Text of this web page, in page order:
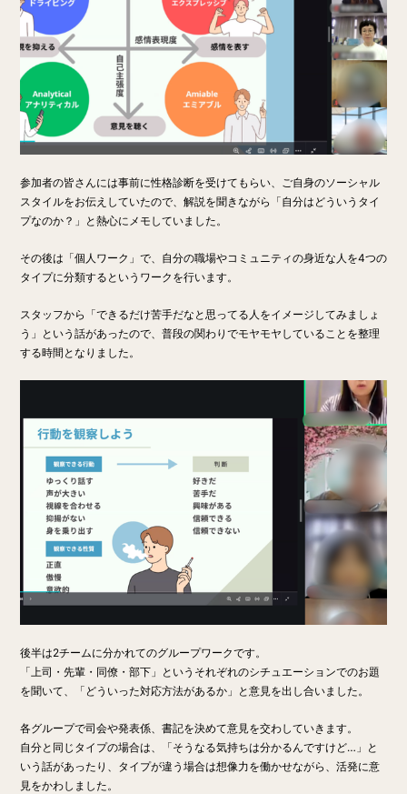
参加者の皆さんには事前に性格診断を受けてもらい、ご自身のソーシャル
スタイルをお伝えしていたので、解説を聞きながら「自分はどういうタイ
プなのか？」と熱心にメモしていました。
その後は「個人ワーク」で、 自分の職場やコミュニティの身近な人を4つの
タイプに分類するというワークを行います。
スタッフから「できるだけ苦手だなと思ってる人をイメージしてみましょ
う」という話があったので、普段の関わりでモヤモヤしていることを整理
する時間となりました。
後半は2チームに分かれてのグループワークです。
「上司・先輩・同僚・部下」というそれぞれのシチュエーションでのお題
を聞いて、「どういった対応方法があるか」と意見を出し合いました。
各グループで司会や発表係、書記を決めて意見を交わしていきます。
自分と同じタイプの場合は、「そうなる気持ちは分かるんですけど…」と
いう話があったり、タイプが違う場合は想像力を働かせながら、活発に意
見をかわしました。